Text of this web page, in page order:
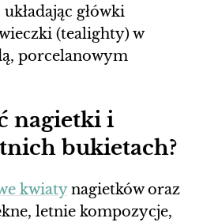
główki
(tealighty) w
porcelanowym
nagietki i
bukietach?
kwiatynagietków oraz
letnie kompozycje,